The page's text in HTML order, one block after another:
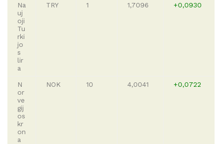
Na
uj
oji
Tu
rki
jo
s
lir
a
TRY 1 1,7096 +0,0930
N
or
ve
gij
os
kr
on
a
NOK 10 4,0041 +0,0722